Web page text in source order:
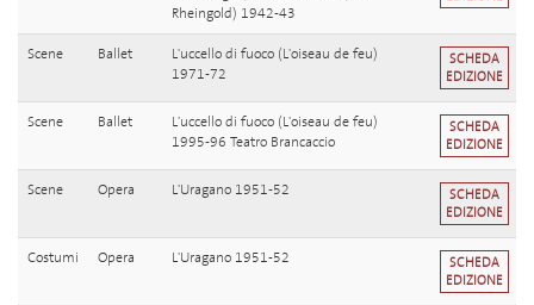
Rheingold) 1942-43
Scene Ballet
L'uccello di fuoco (L'oiseau de feu)
1971-72
SCHEDA
EDIZIONE
Scene Ballet
L'uccello di fuoco (L'oiseau de feu)
1995-96 Teatro Brancaccio
SCHEDA
EDIZIONE
Scene Opera L'Uragano 1951-52
SCHEDA
EDIZIONE
Costumi Opera L'Uragano 1951-52
SCHEDA
EDIZIONE